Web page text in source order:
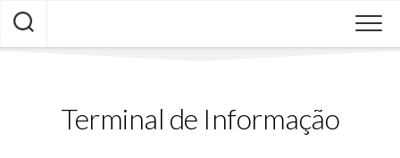
Skip
content
Terminal de Informação